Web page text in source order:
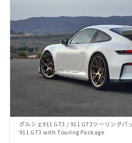
ポルシェ911 GT3 / 911 GT3ツーリングパ
911 GT3 with Touring Package